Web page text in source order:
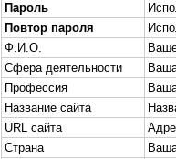
Пароль
Повтор пароля
Ф.И.О.
Сфера деятельности
Профессия
Название сайта
URL сайта
Страна